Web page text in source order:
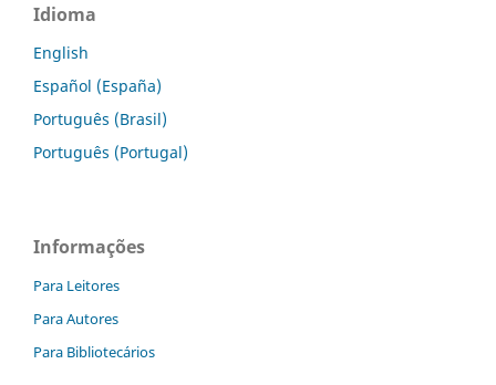
Idioma
English
Español (España)
Português (Brasil)
Português (Portugal)
Informações
Para Leitores
Para Autores
Para Bibliotecários